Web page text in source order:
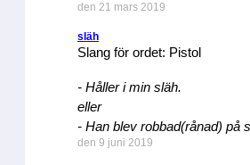
den 21 mars 2019
släh
Slang för ordet: Pistol
- Håller i min släh.
eller
- Han blev robbad(rånad) på
den 9 juni 2019